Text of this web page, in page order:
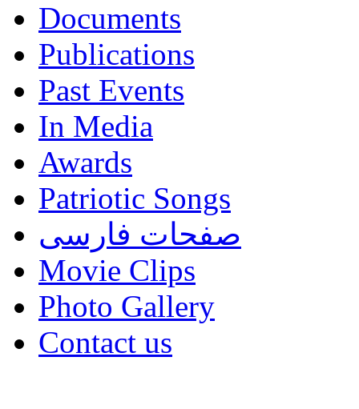
Documents
Publications
Past Events
In Media
Awards
Patriotic Songs
صفحات فارسی
Movie Clips
Photo Gallery
Contact us